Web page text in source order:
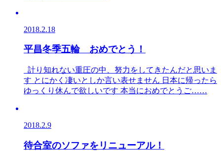
2018.2.18
平昌冬季五輪 おめでとう！
計り知れない重圧の中、努力をしてきたんだと思いま
す とにかく凄いとしか言い表せません 日本に帰ったら
ゆっくり休んで欲しいです 本当におめでとうご……
2018.2.9
待合室のソファをリニューアル！